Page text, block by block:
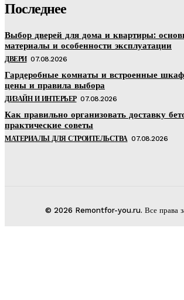
Последнее
Выбор дверей для дома и квартиры:
материалы и особенности эксплуатации
ДВЕРИ 07.08.2026
Гардеробные комнаты и встроенные
цены и правила выбора
ДИЗАЙН И ИНТЕРЬЕР 07.08.2026
Как правильно организовать доставку
практические советы
МАТЕРИАЛЫ ДЛЯ СТРОИТЕЛЬСТВА 07.08.2026
© 2026 Remontfor-you.ru. Все права